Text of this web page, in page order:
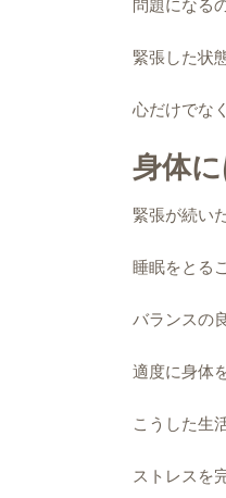
問題になる
緊張した状
心だけでな
身体
緊張が続い
睡眠をとる
バランスの
適度に身体
こうした生
ストレスを